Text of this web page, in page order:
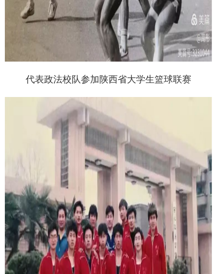
代表政法校队参加陕西省大学生篮球联赛